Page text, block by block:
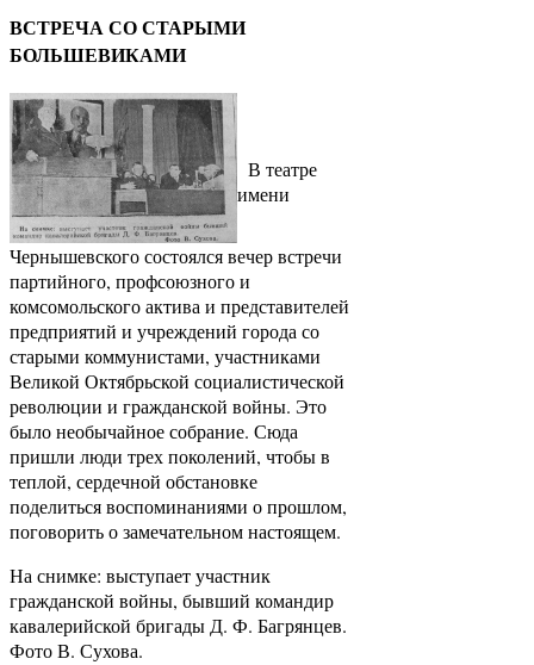
ВСТРЕЧА СО СТАРЫМИ
БОЛЬШЕВИКАМИ
В театре
имени
Чернышевского состоялся вечер встречи
партийного, профсоюзного и
комсомольского актива и представителей
предприятий и учреждений города со
старыми коммунистами, участниками
Великой Октябрьской социалистической
революции и гражданской войны. Это
было необычайное собрание. Сюда
пришли люди трех поколений, чтобы в
теплой, сердечной обстановке
поделиться воспоминаниями о прошлом,
поговорить о замечательном настоящем.
На снимке: выступает участник
гражданской войны, бывший командир
кавалерийской бригады Д. Ф. Багрянцев.
Фото В. Сухова.